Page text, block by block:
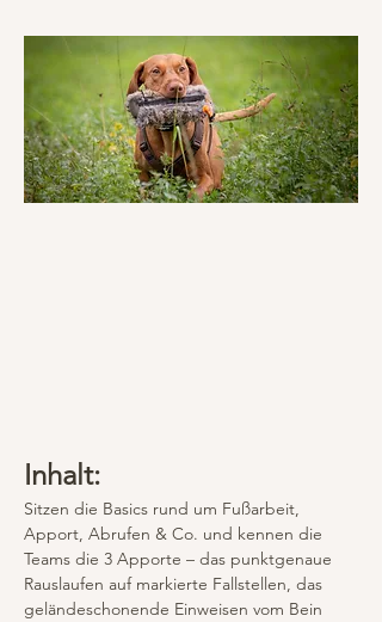
Inhalt:
Sitzen die Basics rund um Fußarbeit,
Apport, Abrufen & Co. und kennen die
Teams die 3 Apporte – das punktgenaue
Rauslaufen auf markierte Fallstellen, das
geländeschonende Einweisen vom Bein